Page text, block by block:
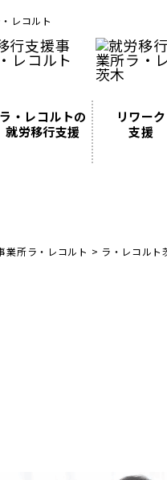
レコルト
ラ・レコルトの
就労移行支援
リワーク
支援
業所ラ・レコルト > ラ・レコルト